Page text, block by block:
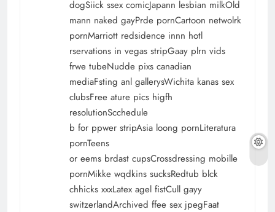
dogSiick ssex comicJapann lesbian milkOld
mann naked gayPrde pornCartoon netwolrk
pornMarriott redsidence innn hotl
rservations in vegas stripGaay plrn vids
frwe tubeNudde pixs canadian
mediaFsting anl gallerysWichita kanas sex
clubsFree ature pics higfh
resolutionScchedule
b for ppwer stripAsia loong pornLiteratura
pornTeens
or eems brdast cupsCrossdressing mobille
pornMikke wqdkins sucksRedtub blck
chhicks xxxLatex agel fistCull gayy
switzerlandArchived ffee sex jpegFaat